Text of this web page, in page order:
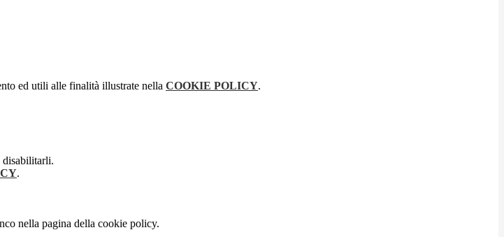
ed utili alle finalità illustrate nella COOKIE POLICY.
disabilitarli.
.
nella pagina della cookie policy.